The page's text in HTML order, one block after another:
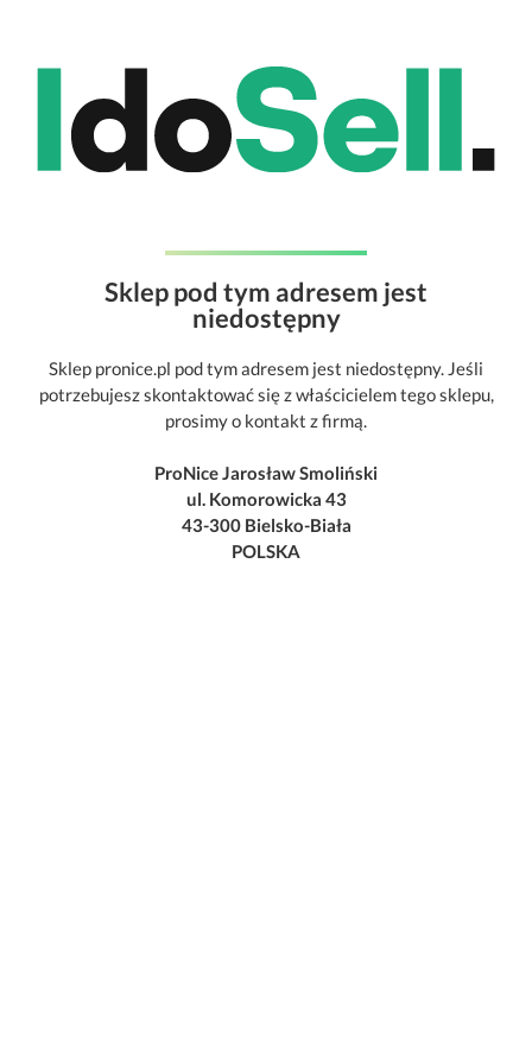
Sklep pod tym adresem jest
niedostępny
Sklep pronice.pl pod tym adresem jest niedostępny. Jeśli
potrzebujesz skontaktować się z właścicielem tego sklepu,
prosimy o kontakt z firmą.
ProNice Jarosław Smoliński
ul. Komorowicka 43
43-300 Bielsko-Biała
POLSKA